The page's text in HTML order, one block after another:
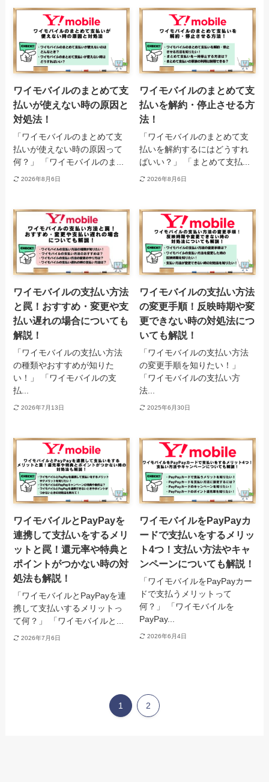
ワイモバイルのまとめて支
払いが使えない時の原因と
対処法！
「ワイモバイルのまとめて支
払いが使えない時の原因って
何？」 「ワイモバイルのま...
2026年8月6日
ワイモバイルのまとめて支
払いを解約・停止させる方
法！
「ワイモバイルのまとめて支
払いを解約するにはどうすれ
ばいい？」 「まとめて支払...
2026年8月6日
ワイモバイルの支払い方法
と罠！おすすめ・変更や支
払い遅れの場合についても
解説！
「ワイモバイルの支払い方法
の種類やおすすめが知りた
い！」 「ワイモバイルの支
払...
2026年7月13日
ワイモバイルの支払い方法
の変更手順！反映時期や変
更できない時の対処法につ
いても解説！
「ワイモバイルの支払い方法
の変更手順を知りたい！」
「ワイモバイルの支払い方
法...
2025年6月30日
ワイモバイルとPayPayを
連携して支払いをするメリ
ットと罠！還元率や特典と
ポイントがつかない時の対
処法も解説！
「ワイモバイルとPayPayを連
携して支払いするメリットっ
て何？」 「ワイモバイルと...
2026年7月6日
ワイモバイルをPayPayカ
ードで支払いをするメリッ
ト4つ！支払い方法やキャ
ンペーンについても解説！
「ワイモバイルをPayPayカー
ドで支払うメリットって
何？」 「ワイモバイルを
PayPay...
2026年6月4日
1 2